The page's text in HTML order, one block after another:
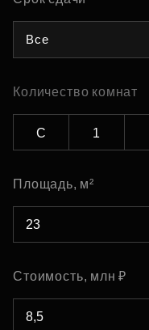
Все
Количество комнат
С 1
Площадь, м²
Стоимость, млн ₽